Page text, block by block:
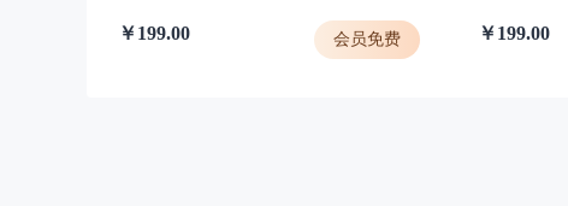
￥199.00 会员免费 ￥199.00